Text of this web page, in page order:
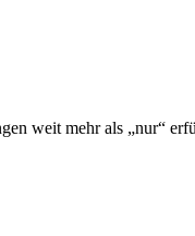
weit mehr als „nur“